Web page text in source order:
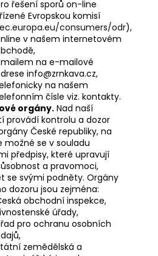
řešení sporů on-line
Evropskou komisí
ec.europa.eu/consumers/odr),
v našem internetovém
na e-mailové
info@zrnkava.cz,
na našem
čísle viz. kontakty.
orgány. Nad naší
provádí kontrolu a dozor
České republiky, na
možné se v souladu
předpisy, které upravují
a pravomoci,
se svými podněty. Orgány
dozoru jsou zejména:
obchodní inspekce,
úřady,
pro ochranu osobních
zemědělská a